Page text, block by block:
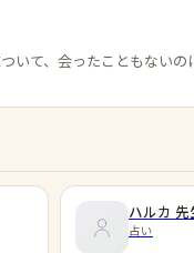
いて、会ったこともないの
ハルカ 先
占い